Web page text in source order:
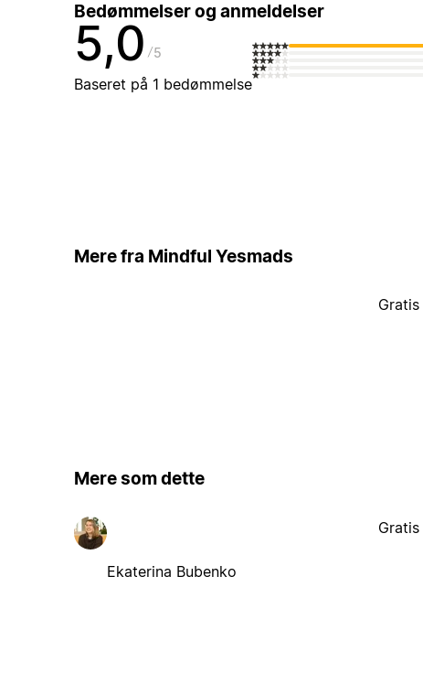
Bedømmelser og anmeldelser
5,0 5
Baseret på 1 bedømmelse
Mere fra Mindful Yesmads
Gratis
Mere som dette
Ekaterina Bubenko
Gratis